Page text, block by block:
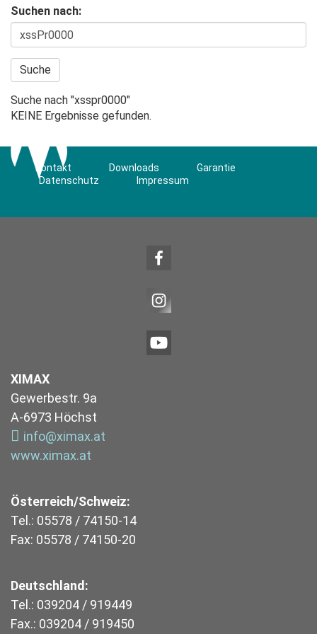
Suchen nach:
Suche nach "xsspr0000"
KEINE Ergebnisse gefunden.
Kontakt Downloads
Garantie
Datenschutz
Impressum
XIMAX
Gewerbestr. 9a
A-6973 Höchst
info@ximax.at
www.ximax.at
Österreich/Schweiz:
Tel.: 05578 / 74150-14
Fax: 05578 / 74150-20
Deutschland:
Tel.: 039204 / 919449
Fax.: 039204 / 919450